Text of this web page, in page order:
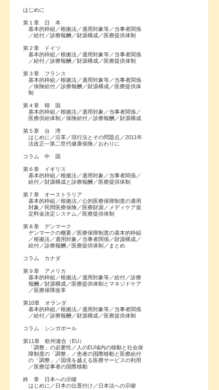
はじめに
第１章 日 本
基本的枠組／根拠法／適用対象等／当事者関係
／給付／診療報酬／財源構成／医療提供体制
第２章 ドイツ
基本的枠組／根拠法／適用対象等／当事者関係
／給付／診療報酬／財源構成／医療提供体制
第３章 フランス
基本的枠組／根拠法／適用対象等／当事者関係
／保険給付／診療報酬／財源構成／医療提供体
制
第４章 韓 国
基本的枠組／根拠法／適用対象／当事者関係／
医療供給体制／保険給付／診療報酬／財源構成
第５章 台 湾
はじめに／沿革／現行法とその問題点／2011年
法改正―第二世代健康保険／おわりに
コラム 中 国
第６章 イギリス
基本的枠組／根拠法／適用対象／当事者関係／
給付／財源構成と診療報酬／医療提供体制
第７章 オーストラリア
基本的枠組／根拠法／公的医療保障制度の適用
対象／民間医療保険／医療財源／メディケア規
定料金決定システム／医療提供体制
第８章 デンマーク
デンマークの概要／医療保障制度の基本的枠組
／根拠法／適用対象／当事者関係／財源構成／
給付／診療報酬／医療提供体制／まとめ
コラム カナダ
第９章 アメリカ
基本的枠組／根拠法／適用対象等／給付／診療
報酬／財源構成／医療提供体制とマネジドケア
／医療保障改革
第10章 オランダ
基本的枠組／根拠法／適用対象等／当事者関係
／給付／診療報酬／財源構成／医療提供体制
コラム シンガポール
第11章 欧州連合（EU）
「調整」の必要性／人のEU域内の移動と社会保
障制度の「調整」／患者の国際移動と医療給付
の「調整」／国境を越える医療サービスの利用
／医療従事者の国際移動
終 章 日本への示唆
はじめに／日本の位置付け／日本法への示唆